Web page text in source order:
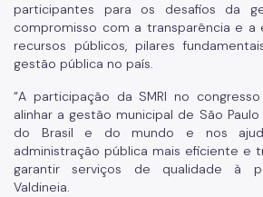
participantes para os desafios da
compromisso com a transparência e a
recursos públicos, pilares
gestão pública no país.
“A participação da SMRI no
alinhar a gestão municipal de São
do Brasil e do mundo e nos
administração pública mais eficiente e
garantir serviços de qualidade à
Valdineia.